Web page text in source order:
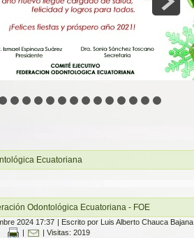
Ecuatoriana
Odontológica Ecuatoriana - FOE
2024 17:37 | Escrito por Luis Alberto Chauca Bajana
|
| Visitas: 2019